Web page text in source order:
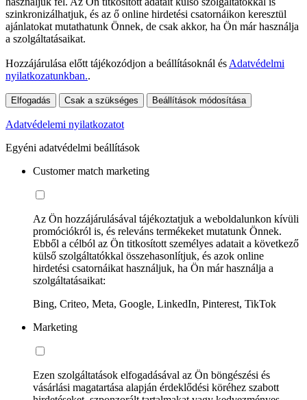
szinkronizálhatjuk, és az ő online hirdetési csatornáikon keresztül
ajánlatokat mutathatunk Önnek, de csak akkor, ha Ön már használja
a szolgáltatásaikat.
Hozzájárulása előtt tájékozódjon a beállításoknál és Adatvédelmi
nyilatkozatunkban..
Elfogadás Csak a szükséges Beállítások módosítása
Adatvédelemi nyilatkozatot
Egyéni adatvédelmi beállítások
Customer match marketing
Az Ön hozzájárulásával tájékoztatjuk a weboldalunkon kívüli
promóciókról is, és releváns termékeket mutatunk Önnek.
Ebből a célból az Ön titkosított személyes adatait a következő
külső szolgáltatókkal összehasonlítjuk, és azok online
hirdetési csatornáikat használjuk, ha Ön már használja a
szolgáltatásaikat:
Bing, Criteo, Meta, Google, LinkedIn, Pinterest, TikTok
Marketing
Ezen szolgáltatások elfogadásával az Ön böngészési és
vásárlási magatartása alapján érdeklődési köréhez szabott